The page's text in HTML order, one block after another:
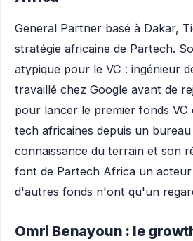
General Partner basé à Dakar,
stratégie africaine de Partech.
atypique pour le VC : ingénieur
travaillé chez Google avant de
pour lancer le premier fonds VC
tech africaines depuis un
connaissance du terrain et son
font de Partech Africa un
d'autres fonds n'ont qu'un
Omri Benayoun : le